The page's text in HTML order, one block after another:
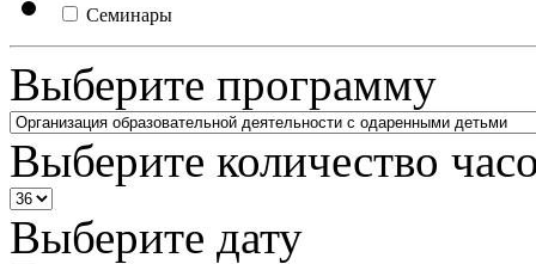
Семинары
Выберите программу
Выберите количество
Выберите дату